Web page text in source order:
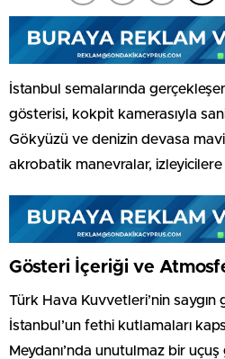
İstanbul semalarında
gösterisi, kokpit kamerasıyla
Gökyüzü ve denizin devasa
akrobatik manevralar,
Gösteri İçeriği ve
Türk Hava Kuvvetleri’nin saygın
İstanbul’un fethi kutlamaları
Meydanı’nda unutulmaz bir